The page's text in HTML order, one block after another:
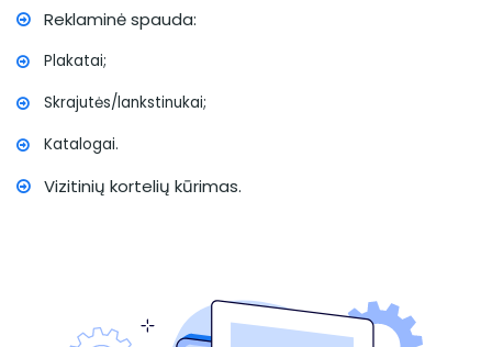
Reklaminė spauda:
Plakatai;
Skrajutės/lankstinukai;
Katalogai.
Vizitinių kortelių kūrimas.